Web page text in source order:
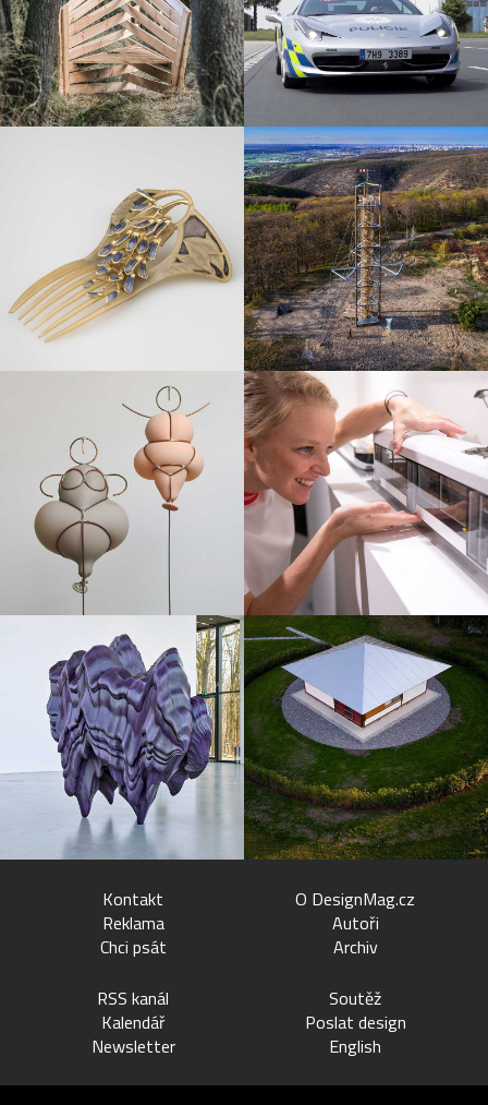
Kontakt
Reklama
Chci psát
O DesignMag.cz
Autoři
Archiv
RSS kanál
Kalendář
Newsletter
Soutěž
Poslat design
English